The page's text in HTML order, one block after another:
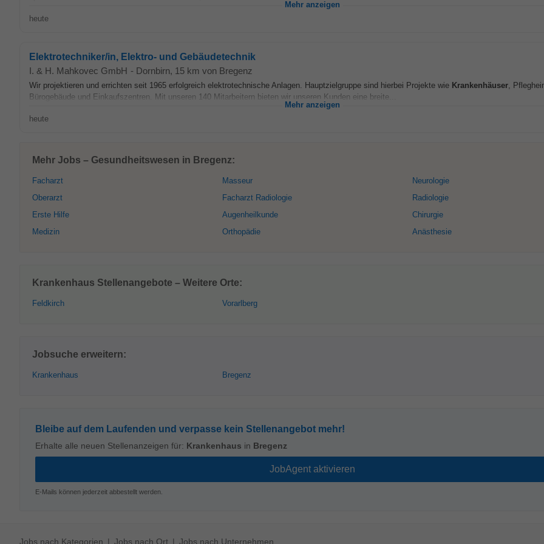
Mehr anzeigen
heute
Elektrotechniker/in, Elektro- und Gebäudetechnik
I. & H. Mahkovec GmbH - Dornbirn, 15 km von Bregenz
Wir projektieren und errichten seit 1965 erfolgreich elektrotechnische Anlagen. Hauptzielgruppe sind hierbei Projekte wie Krankenhäuser,
Bürogebäude und Einkaufszentren. Mit unseren 140 Mitarbeitern bieten wir unseren Kunden eine breite...
Mehr anzeigen
heute
Mehr Jobs – Gesundheitswesen in Bregenz:
Facharzt
Oberarzt
Erste Hilfe
Medizin
Masseur
Facharzt Radiologie
Augenheilkunde
Orthopädie
Neurologie
Radiologie
Chirurgie
Anästhesie
Krankenhaus Stellenangebote – Weitere Orte:
Feldkirch Vorarlberg
Jobsuche erweitern:
Krankenhaus Bregenz
Bleibe auf dem Laufenden und verpasse kein Stellenangebot mehr!
Erhalte alle neuen Stellenanzeigen für: Krankenhaus in Bregenz
E-Mails können jederzeit abbestellt werden.
Jobs nach Kategorien Jobs nach Ort Jobs nach Unternehmen